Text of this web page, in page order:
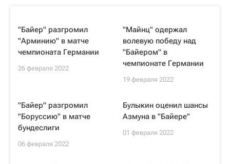
"Байер" разгромил
"Арминию" в матче
чемпионата Германии
26 февраля 2022
"Майнц" одержал
волевую победу над
"Байером" в
чемпионате Германии
19 февраля 2022
"Байер" разгромил
"Боруссию" в матче
бундеслиги
06 февраля 2022
Булыкин оценил шансы
Азмуна в "Байере"
01 февраля 2022